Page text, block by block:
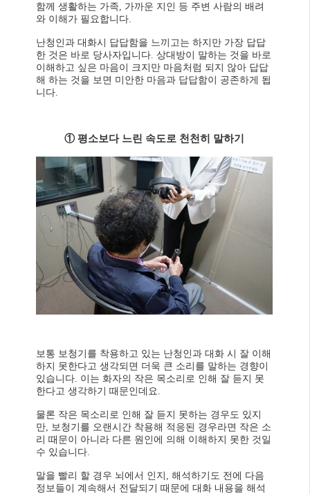
함께 생활하는 가족, 가까운 지인 등 주변 사람의 배려
와 이해가 필요합니다.
난청인과 대화시 답답함을 느끼고는 하지만 가장 답답
한 것은 바로 당사자입니다. 상대방이 말하는 것을 바로
이해하고 싶은 마음이 크지만 마음처럼 되지 않아 답답
해 하는 것을 보면 미안한 마음과 답답함이 공존하게 됩
니다.
① 평소보다 느린 속도로 천천히 말하기
보통 보청기를 착용하고 있는 난청인과 대화 시 잘 이해
하지 못한다고 생각되면 더욱 큰 소리를 말하는 경향이
있습니다. 이는 화자의 작은 목소리로 인해 잘 듣지 못
한다고 생각하기 때문인데요.
물론 작은 목소리로 인해 잘 듣지 못하는 경우도 있지
만, 보청기를 오랜시간 착용해 적응된 경우라면 작은 소
리 때문이 아니라 다른 원인에 의해 이해하지 못한 것일
수 있습니다.
말을 빨리 할 경우 뇌에서 인지, 해석하기도 전에 다음
정보들이 계속해서 전달되기 때문에 대화 내용을 해석